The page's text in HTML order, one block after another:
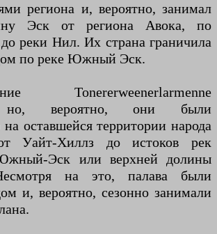
региона и, вероятно, занимал
Эск от региона Авока, по
реки Нил. Их страна граничила
по реке Южный Эск.
Tonererweenerlarmenne
но, вероятно, они были
на оставшейся территории народа
Уайт-Хиллз до истоков рек
Эск или верхней долины
на это, палава были
и, вероятно, сезонно занимали